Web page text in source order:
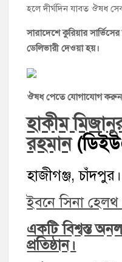
হলে দীর্ঘদিন যাবত ঔষধ
সারাদেশে কুরিয়ার
ডেলিভারী দেওয়া হয়।
ঔষধ পেতে যোগাযোগ
হাকীম
রহমান
হাজীগঞ্জ, চাঁদপুর।
ইবনে সিনা
একটি বিশ্বস্ত
প্রতিষ্ঠান।